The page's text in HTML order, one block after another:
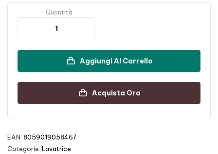
Quantità
Aggiungi Al Carrello
Acquista Ora
EAN: 8059019058467
Categorie: Lavatrice